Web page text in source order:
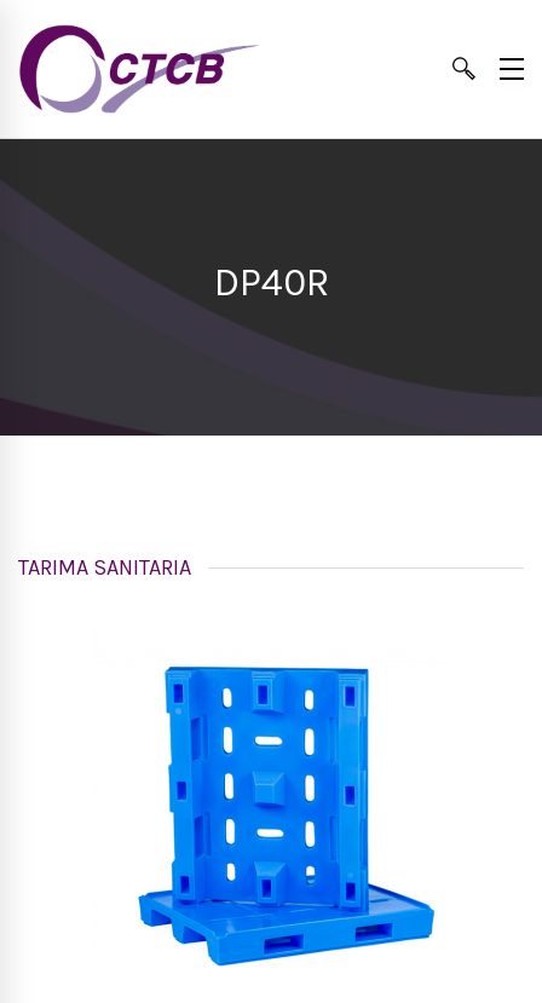
DP40R
TARIMA SANITARIA